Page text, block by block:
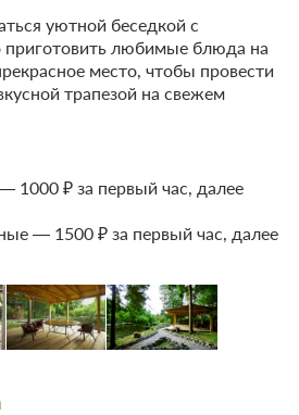
уютной беседкой с
любимые блюда на
место, чтобы провести
трапезой на свежем
1000 ₽ за первый час, далее
— 1500 ₽ за первый час, далее